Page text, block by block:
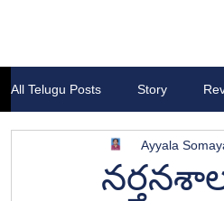
All Telugu Posts Story
Ayyala